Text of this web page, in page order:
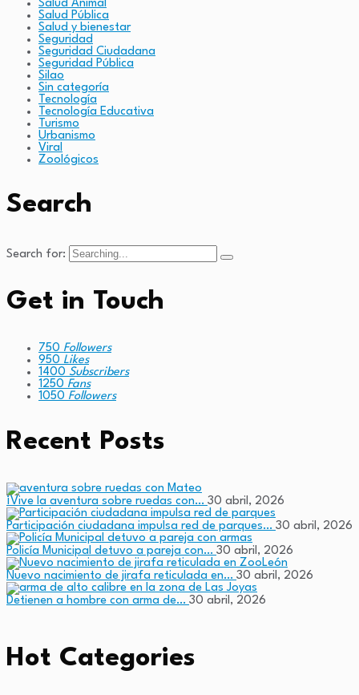
Salud Animal
Salud Pública
Salud y bienestar
Seguridad
Seguridad Ciudadana
Seguridad Pública
Silao
Sin categoría
Tecnología
Tecnología Educativa
Turismo
Urbanismo
Viral
Zoológicos
Search
Search for:
Get in Touch
750 Followers
950 Likes
1400 Subscribers
1250 Fans
1050 Followers
Recent Posts
¡Vive la aventura sobre ruedas con… 30 abril, 2026
Participación ciudadana impulsa red de parques… 30 abril, 2026
Policía Municipal detuvo a pareja con… 30 abril, 2026
Nuevo nacimiento de jirafa reticulada en… 30 abril, 2026
Detienen a hombre con arma de… 30 abril, 2026
Hot Categories